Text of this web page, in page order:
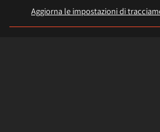
Aggiorna le impostazioni di